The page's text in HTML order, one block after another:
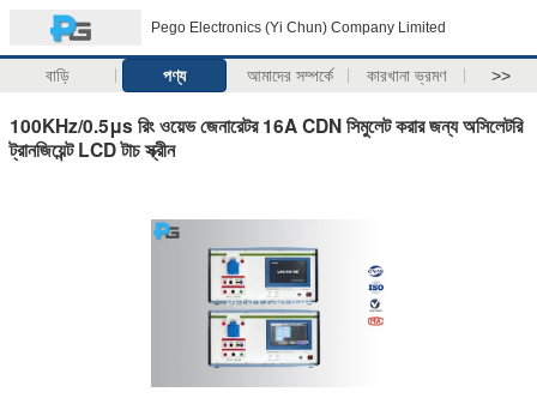
Pego Electronics (Yi Chun) Company Limited
বাড়ি পণ্য আমাদের সম্পর্কে কারখানা ভ্রমণ >>
100KHz/0.5μs রিং ওয়েভ জেনারেটর 16A CDN সিমুলেট করার জন্য অসিলেটরি
ট্রানজিয়েন্ট LCD টাচ স্ক্রীন